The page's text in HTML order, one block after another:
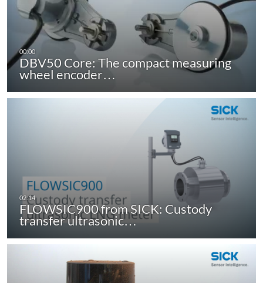
DBV50 Core: The compact measuring
wheel encoder…
FLOWSIC900 from SICK: Custody
transfer ultrasonic…